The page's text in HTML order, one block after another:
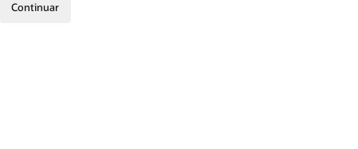
Continuar